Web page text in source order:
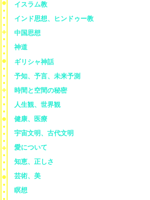
イスラム教
インド思想、ヒンドゥー教
中国思想
神道
ギリシャ神話
予知、予言、未来予測
時間と空間の秘密
人生観、世界観
健康、医療
宇宙文明、古代文明
愛について
知恵、正しさ
芸術、美
瞑想